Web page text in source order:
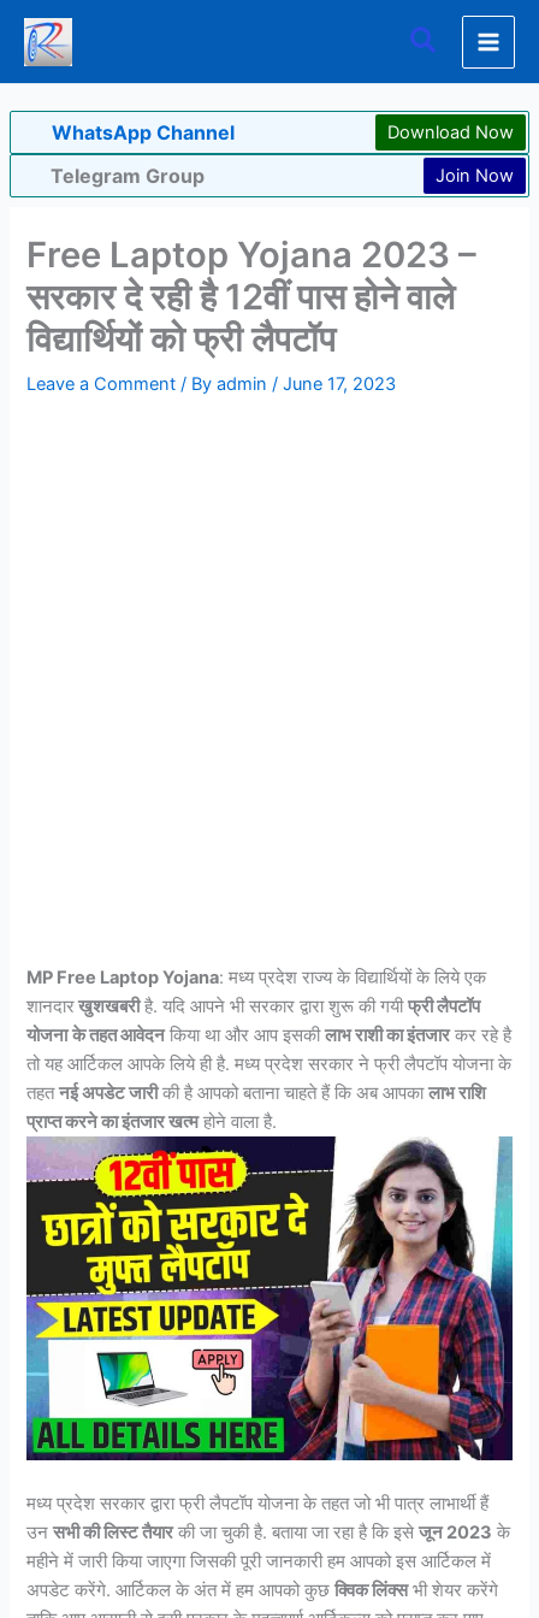
Skip
content
Search
WhatsApp Channel Download Now
Telegram Group Join Now
Free Laptop Yojana 2023 –
सरकार दे रही है 12वीं पास होने वाले
विद्यार्थियों को फ्री लैपटॉप
Leave a Comment / Byadmin/June 17, 2023
MP Free Laptop Yojana: मध्य प्रदेश राज्य के विद्यार्थियों के लिये एक
शानदारखुशखबरीहै. यदि आपने भी सरकार द्वारा शुरू की गयीफ्री लैपटॉप
योजना के तहत आवेदनकिया था और आप इसकीलाभ राशी का इंतजारकर रहे है
तो यह आर्टिकल आपके लिये ही है. मध्य प्रदेश सरकार ने फ्री लैपटॉप योजना के
तहतनई अपडेट जारीकी है आपको बताना चाहते हैं कि अब आपकालाभ राशि
प्राप्त करने का इंतजार खत्महोने वाला है.
मध्य प्रदेश सरकार द्वारा फ्री लैपटॉप योजना के तहत जो भी पात्र लाभार्थी हैं
उनसभी की लिस्ट तैयारकी जा चुकी है. बताया जा रहा है कि इसेजून 2023 के
महीने में जारी किया जाएगा जिसकी पूरी जानकारी हम आपको इस आर्टिकल में
अपडेट करेंगे. आर्टिकल के अंत में हम आपको कुछक्विक लिंक्सभी शेयर करेंगे